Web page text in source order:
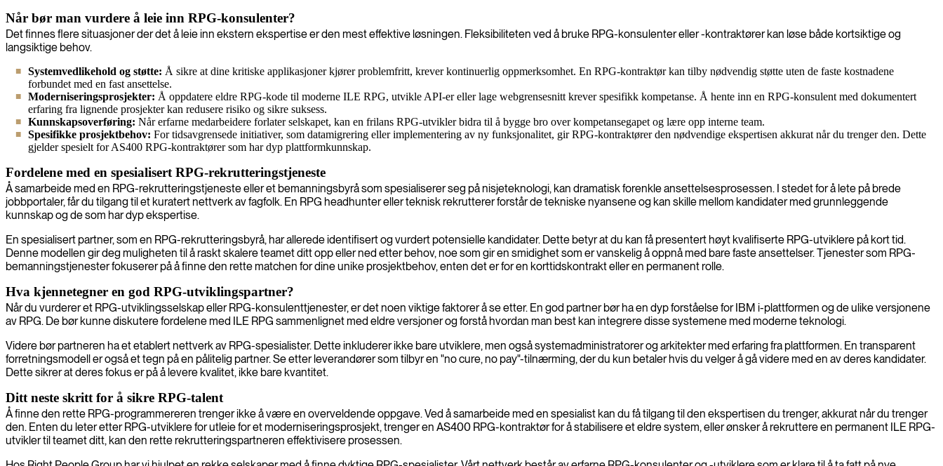
Når bør man vurdere å leie inn RPG-konsulenter?
Det finnes flere situasjoner der det å leie inn ekstern ekspertise er den mest effektive løsningen. Fleksibiliteten ved å bruke RPG-konsulenter eller -kontraktører kan løse både kortsiktige og
langsiktige behov.
Systemvedlikehold og støtte: Å sikre at dine kritiske applikasjoner kjører problemfritt, krever kontinuerlig oppmerksomhet. En RPG-kontraktør kan tilby nødvendig støtte uten de faste kostnadene
forbundet med en fast ansettelse.
Moderniseringsprosjekter: Å oppdatere eldre RPG-kode til moderne ILE RPG, utvikle API-er eller lage webgrensesnitt krever spesifikk kompetanse. Å hente inn en RPG-konsulent med dokumentert
erfaring fra lignende prosjekter kan redusere risiko og sikre suksess.
Kunnskapsoverføring: Når erfarne medarbeidere forlater selskapet, kan en frilans RPG-utvikler bidra til å bygge bro over kompetansegapet og lære opp interne team.
Spesifikke prosjektbehov: For tidsavgrensede initiativer, som datamigrering eller implementering av ny funksjonalitet, gir RPG-kontraktører den nødvendige ekspertisen akkurat når du trenger den. Dette
gjelder spesielt for AS400 RPG-kontraktører som har dyp plattformkunnskap.
Fordelene med en spesialisert RPG-rekrutteringstjeneste
Å samarbeide med en RPG-rekrutteringstjeneste eller et bemanningsbyrå som spesialiserer seg på nisjeteknologi, kan dramatisk forenkle ansettelsesprosessen. I stedet for å lete på brede
jobbportaler, får du tilgang til et kuratert nettverk av fagfolk. En RPG headhunter eller teknisk rekrutterer forstår de tekniske nyansene og kan skille mellom kandidater med grunnleggende
kunnskap og de som har dyp ekspertise.
En spesialisert partner, som en RPG-rekrutteringsbyrå, har allerede identifisert og vurdert potensielle kandidater. Dette betyr at du kan få presentert høyt kvalifiserte RPG-utviklere på kort tid.
Denne modellen gir deg muligheten til å raskt skalere teamet ditt opp eller ned etter behov, noe som gir en smidighet som er vanskelig å oppnå med bare faste ansettelser. Tjenester som RPG-
bemanningstjenester fokuserer på å finne den rette matchen for dine unike prosjektbehov, enten det er for en korttidskontrakt eller en permanent rolle.
Hva kjennetegner en god RPG-utviklingspartner?
Når du vurderer et RPG-utviklingsselskap eller RPG-konsulenttjenester, er det noen viktige faktorer å se etter. En god partner bør ha en dyp forståelse for IBM i-plattformen og de ulike versjonene
av RPG. De bør kunne diskutere fordelene med ILE RPG sammenlignet med eldre versjoner og forstå hvordan man best kan integrere disse systemene med moderne teknologi.
Videre bør partneren ha et etablert nettverk av RPG-spesialister. Dette inkluderer ikke bare utviklere, men også systemadministratorer og arkitekter med erfaring fra plattformen. En transparent
forretningsmodell er også et tegn på en pålitelig partner. Se etter leverandører som tilbyr en "no cure, no pay"-tilnærming, der du kun betaler hvis du velger å gå videre med en av deres kandidater.
Dette sikrer at deres fokus er på å levere kvalitet, ikke bare kvantitet.
Ditt neste skritt for å sikre RPG-talent
Å finne den rette RPG-programmereren trenger ikke å være en overveldende oppgave. Ved å samarbeide med en spesialist kan du få tilgang til den ekspertisen du trenger, akkurat når du trenger
den. Enten du leter etter RPG-utviklere for utleie for et moderniseringsprosjekt, trenger en AS400 RPG-kontraktør for å stabilisere et eldre system, eller ønsker å rekruttere en permanent ILE RPG-
utvikler til teamet ditt, kan den rette rekrutteringspartneren effektivisere prosessen.